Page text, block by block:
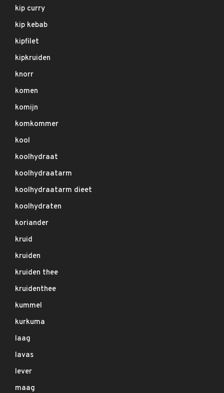
kip curry
kip kebab
kipfilet
kipkruiden
knorr
komen
komijn
komkommer
kool
koolhydraat
koolhydraatarm
koolhydraatarm dieet
koolhydraten
koriander
kruid
kruiden
kruiden thee
kruidenthee
kummel
kurkuma
laag
lavas
lever
maag